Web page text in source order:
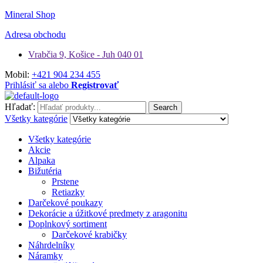
Mineral Shop
Adresa obchodu
Vrabčia 9, Košice - Juh 040 01
Mobil: +421 904 234 455
Prihlásiť sa alebo Registrovať
Hľadať: Search
Všetky kategórie
Všetky kategórie
Akcie
Alpaka
Bižutéria
Prstene
Retiazky
Darčekové poukazy
Dekorácie a úžitkové predmety z aragonitu
Doplnkový sortiment
Darčekové krabičky
Náhrdelníky
Náramky